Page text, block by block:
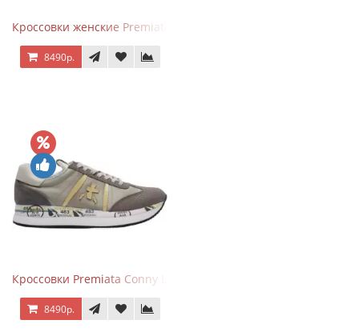
Кроссовки женские Premiata Conny бежево-серые с розовым
8490р.
Кроссовки Premiata Conny Leather Beige
8490р.